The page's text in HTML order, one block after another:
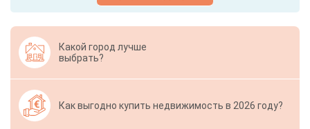
Какой город лучше
выбрать?
Как выгодно купить недвижимость в 2026 году?